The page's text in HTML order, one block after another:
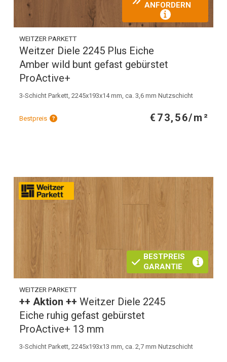
ANFORDERN
WEITZER PARKETT
Weitzer Diele 2245 Plus Eiche
Amber wild bunt gefast gebürstet
ProActive+
3-Schicht Parkett, 2245x193x14 mm, ca. 3,6 mm Nutzschicht
Bestpreis €73,56/m²
BESTPREIS
GARANTIE
WEITZER PARKETT
++ Aktion ++Weitzer Diele 2245
Eiche ruhig gefast gebürstet
ProActive+ 13 mm
3-Schicht Parkett, 2245x193x13 mm, ca. 2,7 mm Nutzschicht